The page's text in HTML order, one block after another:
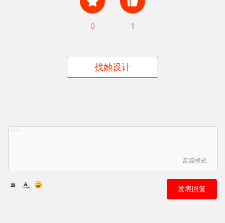
0 1
找她设计
高级模式
发表回复